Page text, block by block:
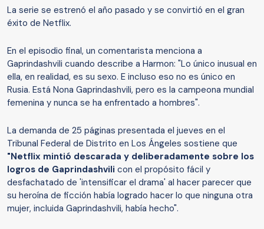
La serie se estrenó el año pasado y se convirtió en el gran
éxito de Netflix.
En el episodio final, un comentarista menciona a
Gaprindashvili cuando describe a Harmon: "Lo único inusual en
ella, en realidad, es su sexo. E incluso eso no es único en
Rusia. Está Nona Gaprindashvili, pero es la campeona mundial
femenina y nunca se ha enfrentado a hombres".
La demanda de 25 páginas presentada el jueves en el
Tribunal Federal de Distrito en Los Ángeles sostiene que
"Netflix mintió descarada y deliberadamente sobre los
logros de Gaprindashvili con el propósito fácil y
desfachatado de 'intensificar el drama' al hacer parecer que
su heroína de ficción había logrado hacer lo que ninguna otra
mujer, incluida Gaprindashvili, había hecho".